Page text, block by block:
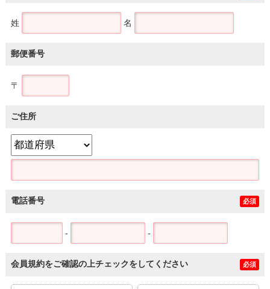
姓 名
郵便番号
〒
ご住所
電話番号 必須
- -
会員規約をご確認の上チェックをしてください 必須